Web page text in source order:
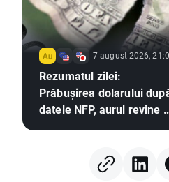
7 august 2026,
Rezumatul zilei:
Prăbușirea dolarului
datele NFP, aurul revine